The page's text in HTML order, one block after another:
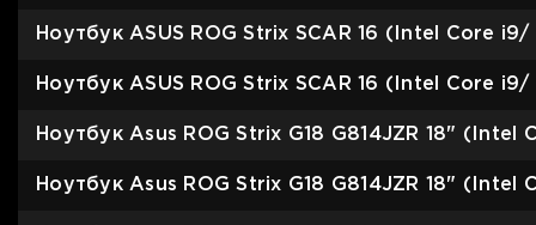
Ноутбук ASUS ROG Strix SCAR 16 (Intel Core
Ноутбук ASUS ROG Strix SCAR 16 (Intel Core
Ноутбук Asus ROG Strix G18 G814JZR 18"
Ноутбук Asus ROG Strix G18 G814JZR 18"